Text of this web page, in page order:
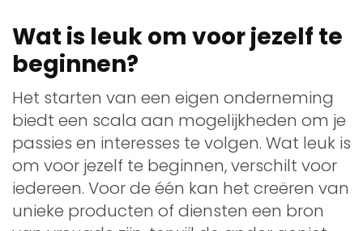
Wat is leuk om voor jezelf te
beginnen?
Het starten van een eigen onderneming
biedt een scala aan mogelijkheden om je
passies en interesses te volgen. Wat leuk is
om voor jezelf te beginnen, verschilt voor
iedereen. Voor de één kan het creëren van
unieke producten of diensten een bron